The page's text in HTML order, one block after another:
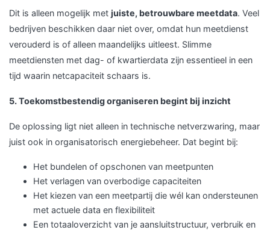
Dit is alleen mogelijk met juiste, betrouwbare meetdata. Veel
bedrijven beschikken daar niet over, omdat hun meetdienst
verouderd is of alleen maandelijks uitleest. Slimme
meetdiensten met dag- of kwartierdata zijn essentieel in een
tijd waarin netcapaciteit schaars is.
5. Toekomstbestendig organiseren begint bij inzicht
De oplossing ligt niet alleen in technische netverzwaring, maar
juist ook in organisatorisch energiebeheer. Dat begint bij:
Het bundelen of opschonen van meetpunten
Het verlagen van overbodige capaciteiten
Het kiezen van een meetpartij die wél kan ondersteunen
met actuele data en flexibiliteit
Een totaaloverzicht van je aansluitstructuur, verbruik en